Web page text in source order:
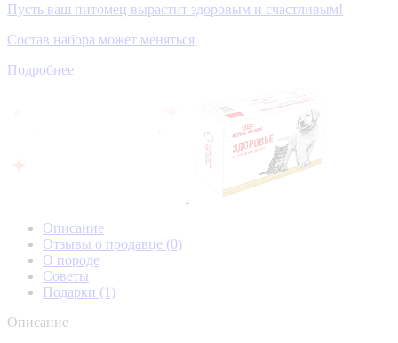
Пусть ваш питомец вырастит здоровым и счастливым!
Состав набора может меняться
Подробнее
Описание
Отзывы о продавце (0)
О породе
Советы
Подарки (1)
Описание